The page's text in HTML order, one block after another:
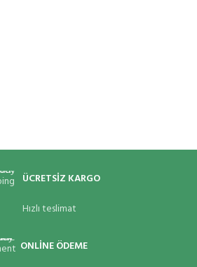
ÜCRETSİZ KARGO
Hızlı teslimat
ONLİNE ÖDEME